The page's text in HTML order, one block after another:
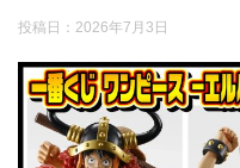
投稿日： 2026年7月3日